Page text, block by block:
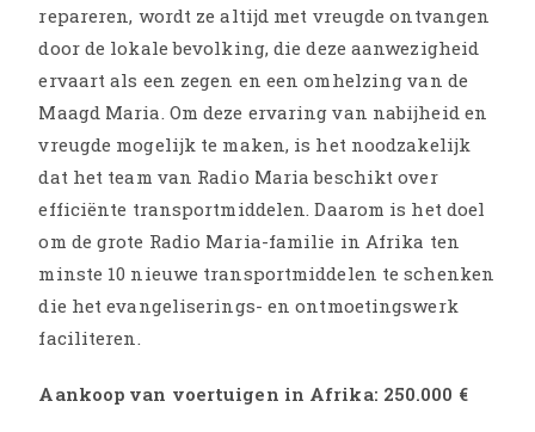
repareren, wordt ze altijd met vreugde ontvangen
door de lokale bevolking, die deze aanwezigheid
ervaart als een zegen en een omhelzing van de
Maagd Maria. Om deze ervaring van nabijheid en
vreugde mogelijk te maken, is het noodzakelijk
dat het team van Radio Maria beschikt over
efficiënte transportmiddelen. Daarom is het doel
om de grote Radio Maria-familie in Afrika ten
minste 10 nieuwe transportmiddelen te schenken
die het evangeliserings- en ontmoetingswerk
faciliteren.
Aankoop van voertuigen in Afrika: 250.000 €